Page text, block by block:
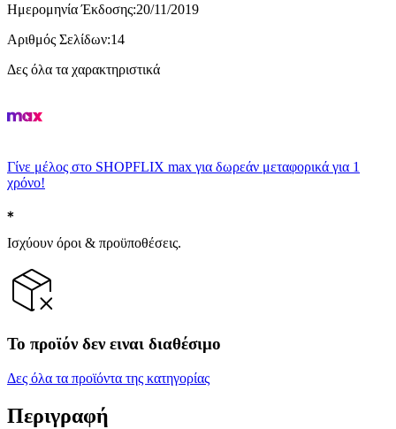
Ημερομηνία Έκδοσης:20/11/2019
Αριθμός Σελίδων:14
Δες όλα τα χαρακτηριστικά
Γίνε μέλος στο SHOPFLIX max για δωρεάν μεταφορικά για 1
χρόνο!
Ισχύουν όροι & προϋποθέσεις.
Το προϊόν δεν ειναι διαθέσιμο
Δες όλα τα προϊόντα της κατηγορίας
Περιγραφή